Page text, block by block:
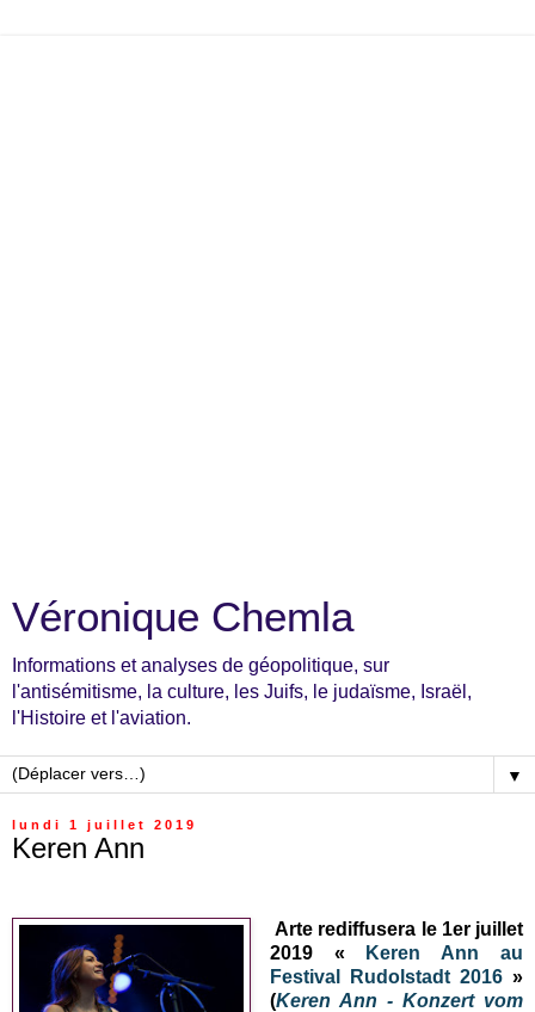
Véronique Chemla
Informations et analyses de géopolitique, sur
l'antisémitisme, la culture, les Juifs, le judaïsme, Israël,
l'Histoire et l'aviation.
▼
lundi 1 juillet 2019
Keren Ann
Arte rediffusera le 1er juillet
2019 «
Keren Ann au
Festival Rudolstadt 2016»
(Keren Ann - Konzert vom